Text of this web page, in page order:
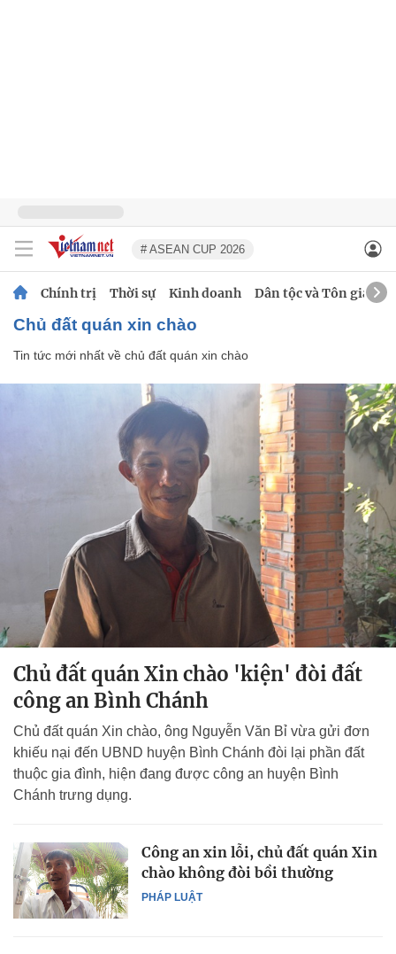
# ASEAN CUP 2026
Chính trị Thời sự Kinh doanh Dân tộc và Tôn giáo
chủ đất quán xin chào
Tin tức mới nhất về chủ đất quán xin chào
Chủ đất quán Xin chào 'kiện' đòi đất
công an Bình Chánh
Chủ đất quán Xin chào, ông Nguyễn Văn Bỉ vừa gửi đơn
khiếu nại đến UBND huyện Bình Chánh đòi lại phần đất
thuộc gia đình, hiện đang được công an huyện Bình
Chánh trưng dụng.
PHÁP LUẬT
Công an xin lỗi, chủ đất quán Xin
chào không đòi bồi thường